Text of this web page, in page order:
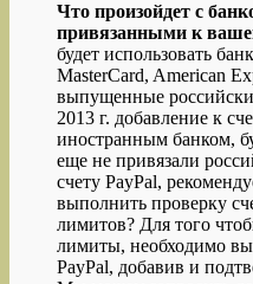
Что произойдет с
привязанными к
будет использовать
MasterCard, American
выпущенные
2013 г. добавление к
иностранным банком,
еще не привязали
счету PayPal,
выполнить проверку
лимитов? Для того
лимиты, необходимо
PayPal, добавив и